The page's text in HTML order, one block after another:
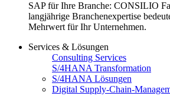
SAP für Ihre Branche: CONSILIO
langjährige Branchenexpertise
Mehrwert für Ihr Unternehmen.
Services & Lösungen
Consulting Services
S/4HANA Transformation
S/4HANA Lösungen
Digital Supply-Chain-